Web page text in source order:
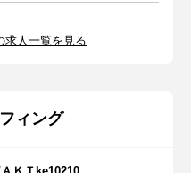
求人一覧を見る
ィング